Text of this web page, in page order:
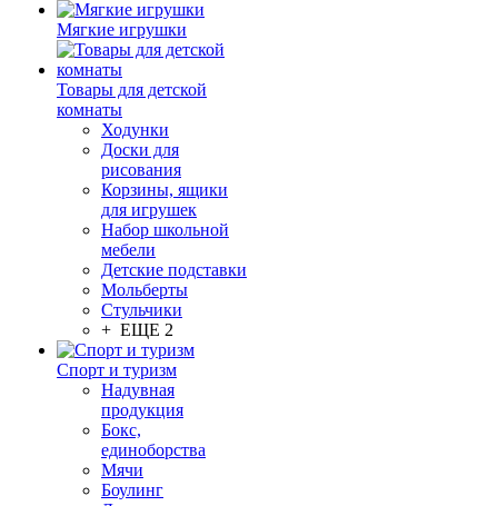
Мягкие игрушки
Товары для детской
комнаты
Ходунки
Доски для
рисования
Корзины, ящики
для игрушек
Набор школьной
мебели
Детские подставки
Мольберты
Стульчики
+ ЕЩЕ 2
Спорт и туризм
Надувная
продукция
Бокс,
единоборства
Мячи
Боулинг